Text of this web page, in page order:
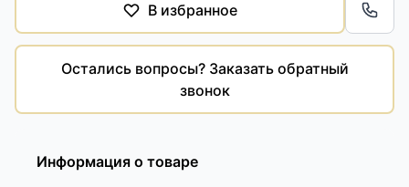
В избранное
Остались вопросы? Заказать обратный
звонок
Информация о товаре